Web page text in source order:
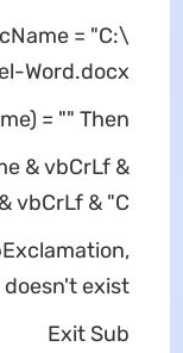
= "C:\
Word.docx"
= "" Then
& vbCrLf &
vbCrLf & "C:\
exist."
Exit Sub